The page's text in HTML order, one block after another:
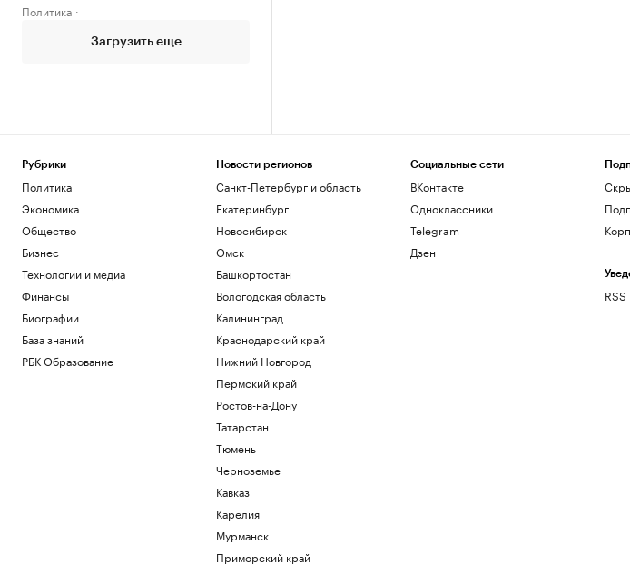
Политика
Загрузить еще
Рубрики
Политика
Экономика
Общество
Бизнес
Технологии и медиа
Финансы
Биографии
База знаний
РБК Образование
Новости регионов
Санкт-Петербург и область
Екатеринбург
Новосибирск
Омск
Башкортостан
Вологодская область
Калининград
Краснодарский край
Нижний Новгород
Пермский край
Ростов-на-Дону
Татарстан
Тюмень
Черноземье
Кавказ
Карелия
Мурманск
Приморский край
Социальные сети
ВКонтакте
Одноклассники
Telegram
Дзен